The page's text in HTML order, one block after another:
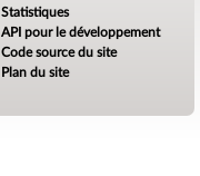
Statistiques
API pour le développement
Code source du site
Plan du site